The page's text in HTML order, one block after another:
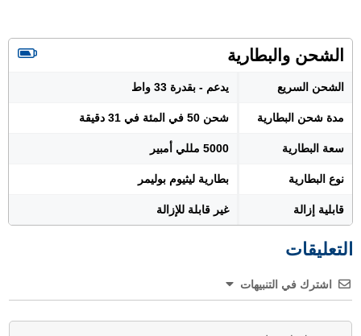
الشحن والبطارية
الشحن السريع يدعم - بقدرة 33 واط
مدة شحن البطارية شحن 50 في المئة في 31 دقيقة
سعة البطارية 5000 مللي أمبير
نوع البطارية بطارية ليثيوم بوليمر
قابلية إزالة غير قابلة للإزالة
التعليقات
اشترك في التنبيهات